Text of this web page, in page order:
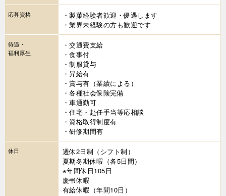
応募資格
・製菓経験者歓迎・優遇します
・業界未経験の方も歓迎です
待遇・
福利厚生
・交通費支給
・食事付
・制服貸与
・昇給有
・賞与有（業績による）
・各種社会保険完備
・車通勤可
・住宅・赴任手当等応相談
・資格取得制度有
・研修期間有
休日
週休2日制（シフト制）
夏期冬期休暇（各5日間）
※年間休日105日
慶弔休暇
有給休暇（年間10日）